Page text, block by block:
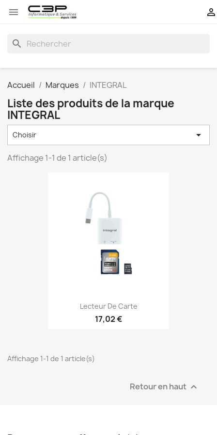
 
search
Accueil Marques INTEGRAL
Liste des produits de la marque
INTEGRAL
Choisir 
Affichage 1-1 de 1 article(s)
Lecteur De Carte
17,02 €
Affichage 1-1 de 1 article(s)
Retour en haut 